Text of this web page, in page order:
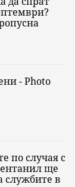
- Photo
по случая с
ще
службите в